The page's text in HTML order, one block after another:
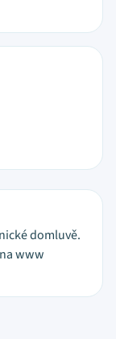
domluvě.
www